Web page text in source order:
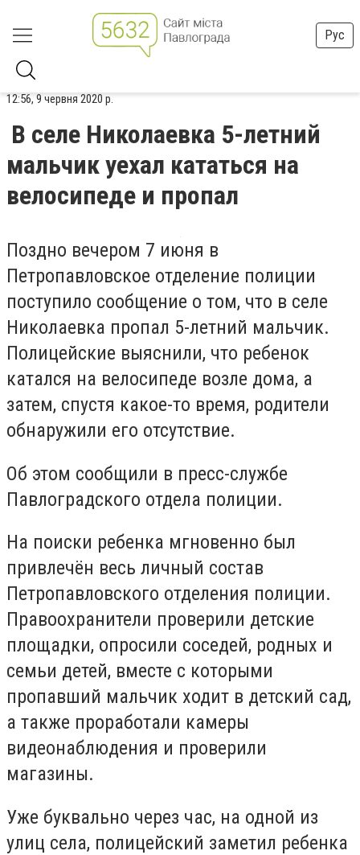
Рус
12:56, 9 червня 2020 р.
В селе Николаевка 5-летний
мальчик уехал кататься на
велосипеде и пропал
Поздно вечером 7 июня в
Петропавловское отделение полиции
поступило сообщение о том, что в селе
Николаевка пропал 5-летний мальчик.
Полицейские выяснили, что ребенок
катался на велосипеде возле дома, а
затем, спустя какое-то время, родители
обнаружили его отсутствие.
Об этом сообщили в пресс-службе
Павлоградского отдела полиции.
На поиски ребенка мгновенно был
привлечён весь личный состав
Петропавловского отделения полиции.
Правоохранители проверили детские
площадки, опросили соседей, родных и
семьи детей, вместе с которыми
пропавший мальчик ходит в детский сад,
а также проработали камеры
видеонаблюдения и проверили
магазины.
Уже буквально через час, на одной из
улиц села, полицейский заметил ребенка